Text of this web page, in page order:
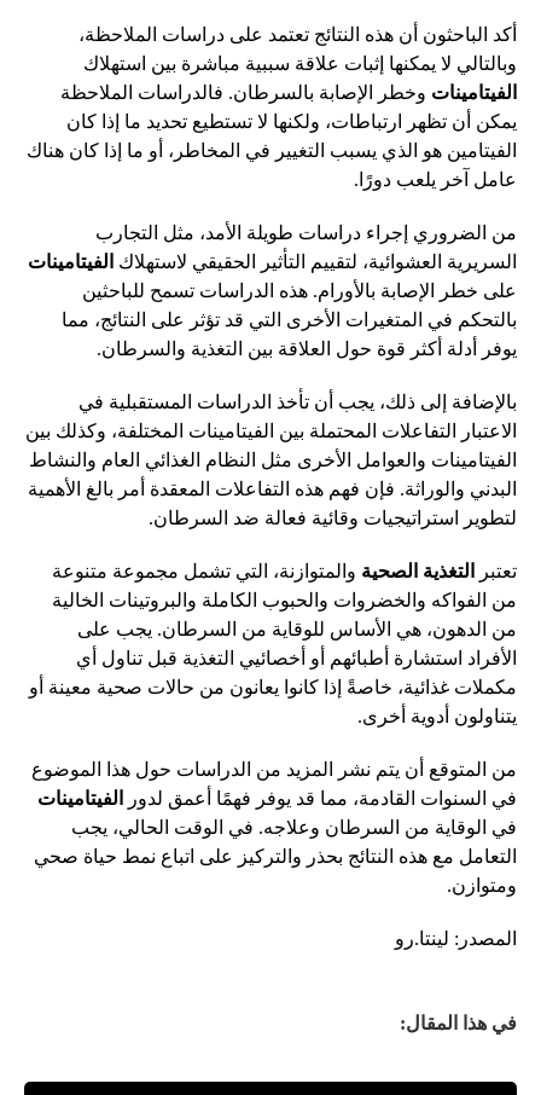
أكد الباحثون أن هذه النتائج تعتمد على دراسات الملاحظة،
وبالتالي لا يمكنها إثبات علاقة سببية مباشرة بين استهلاك
الفيتامينات وخطر الإصابة بالسرطان. فالدراسات الملاحظة
يمكن أن تظهر ارتباطات، ولكنها لا تستطيع تحديد ما إذا كان
الفيتامين هو الذي يسبب التغيير في المخاطر، أو ما إذا كان هناك
عامل آخر يلعب دورًا.
من الضروري إجراء دراسات طويلة الأمد، مثل التجارب
السريرية العشوائية، لتقييم التأثير الحقيقي لاستهلاك الفيتامينات
على خطر الإصابة بالأورام. هذه الدراسات تسمح للباحثين
بالتحكم في المتغيرات الأخرى التي قد تؤثر على النتائج، مما
يوفر أدلة أكثر قوة حول العلاقة بين التغذية والسرطان.
بالإضافة إلى ذلك، يجب أن تأخذ الدراسات المستقبلية في
الاعتبار التفاعلات المحتملة بين الفيتامينات المختلفة، وكذلك بين
الفيتامينات والعوامل الأخرى مثل النظام الغذائي العام والنشاط
البدني والوراثة. فإن فهم هذه التفاعلات المعقدة أمر بالغ الأهمية
لتطوير استراتيجيات وقائية فعالة ضد السرطان.
تعتبر التغذية الصحية والمتوازنة، التي تشمل مجموعة متنوعة
من الفواكه والخضروات والحبوب الكاملة والبروتينات الخالية
من الدهون، هي الأساس للوقاية من السرطان. يجب على
الأفراد استشارة أطبائهم أو أخصائيي التغذية قبل تناول أي
مكملات غذائية، خاصةً إذا كانوا يعانون من حالات صحية معينة أو
يتناولون أدوية أخرى.
من المتوقع أن يتم نشر المزيد من الدراسات حول هذا الموضوع
في السنوات القادمة، مما قد يوفر فهمًا أعمق لدور
الفيتامينات
في الوقاية من السرطان وعلاجه. في الوقت الحالي، يجب
التعامل مع هذه النتائج بحذر والتركيز على اتباع نمط حياة صحي
ومتوازن.
المصدر: لينتا.رو
في هذا المقال: